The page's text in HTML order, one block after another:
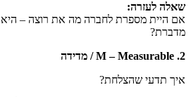
שאלה לעזרה:
אם היית מספרת לחברה מה את רוצה –
מדברת?
2.
M – Measurable/ מדידה
איך תדעי שהצלחת?